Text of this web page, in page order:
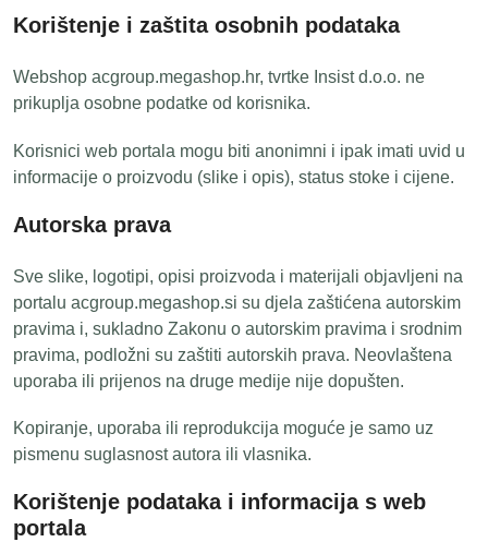
Korištenje i zaštita osobnih podataka
Webshop acgroup.megashop.hr, tvrtke Insist d.o.o. ne
prikuplja osobne podatke od korisnika.
Korisnici web portala mogu biti anonimni i ipak imati uvid u
informacije o proizvodu (slike i opis), status stoke i cijene.
Autorska prava
Sve slike, logotipi, opisi proizvoda i materijali objavljeni na
portalu acgroup.megashop.si su djela zaštićena autorskim
pravima i, sukladno Zakonu o autorskim pravima i srodnim
pravima, podložni su zaštiti autorskih prava. Neovlaštena
uporaba ili prijenos na druge medije nije dopušten.
Kopiranje, uporaba ili reprodukcija moguće je samo uz
pismenu suglasnost autora ili vlasnika.
Korištenje podataka i informacija s web
portala